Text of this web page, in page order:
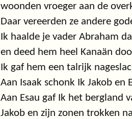
woonden vroeger aan de
Daar vereerden ze andere
Ik haalde je vader Abraham
en deed hem heel Kanaän
Ik gaf hem een talrijk
Aan Isaak schonk Ik Jakob en
Aan Esau gaf Ik het bergland
Jakob en zijn zonen trokken